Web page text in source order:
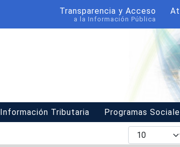
Transparencia y Acceso
a la Información Pública
Información Tributaria Programas
Mostrar #